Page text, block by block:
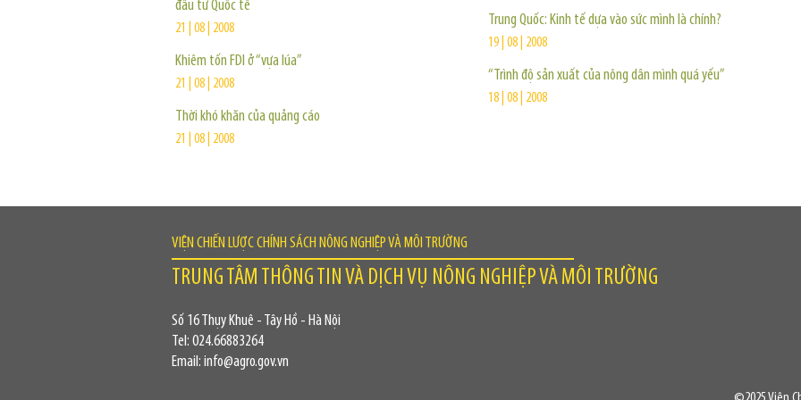
đầu tư Quốc tế
21 | 08 | 2008
Khiêm tốn FDI ở “vựa lúa”
21 | 08 | 2008
Thời khó khăn của quảng cáo
21 | 08 | 2008
Trung Quốc: Kinh tế dựa vào sức mình là chính?
19 | 08 | 2008
“Trình độ sản xuất của nông dân mình quá yếu”
18 | 08 | 2008
VIỆN CHIẾN LƯỢC CHÍNH SÁCH NÔNG NGHIỆP VÀ MÔI TRƯỜNG
TRUNG TÂM THÔNG TIN VÀ DỊCH VỤ NÔNG NGHIỆP VÀ MÔI TRƯỜNG
Số 16 Thụy Khuê - Tây Hồ - Hà Nội
Tel: 024.66883264
Email: info@agro.gov.vn